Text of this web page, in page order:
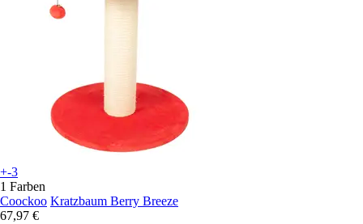
+-3
1 Farben
Coockoo Kratzbaum Berry Breeze
67,97 €